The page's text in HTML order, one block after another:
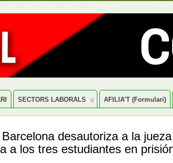
SECTORS LABORALS AFILIA’T (formulari)
desautoriza a la
a los tres estudiantes en